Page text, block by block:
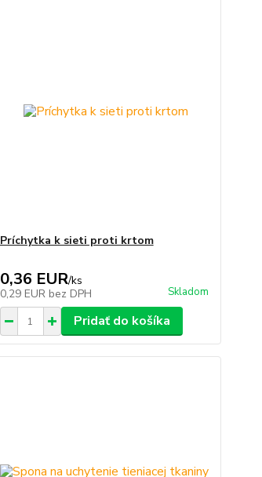
Príchytka k sieti proti krtom
0,36 EUR/ks
0,29 EUR bez DPH Skladom
Pridať do košíka